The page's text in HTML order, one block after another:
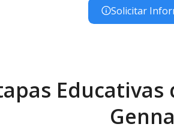
Solicitar
Educativas